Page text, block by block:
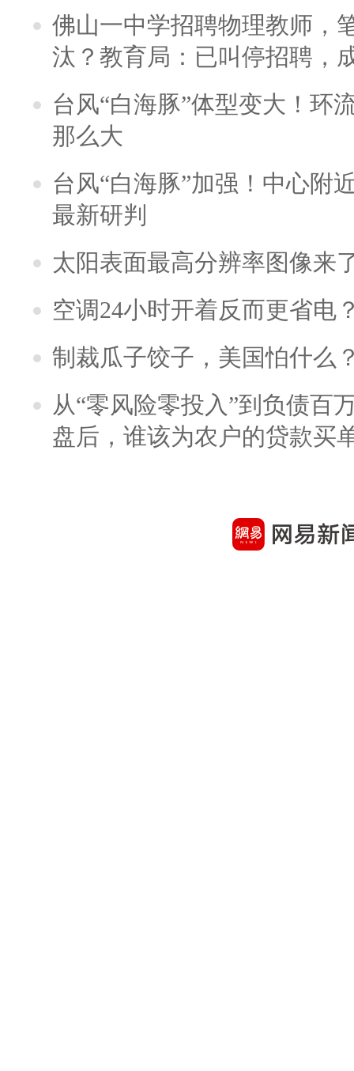
佛山一中学招聘物理教师，
汰？教育局：已叫停招聘，
台风“白海豚”体型变大！环
那么大
台风“白海豚”加强！中心附
最新研判
太阳表面最高分辨率图像来
空调24小时开着反而更省电
制裁瓜子饺子，美国怕什么
从“零风险零投入”到负债百
盘后，谁该为农户的贷款买